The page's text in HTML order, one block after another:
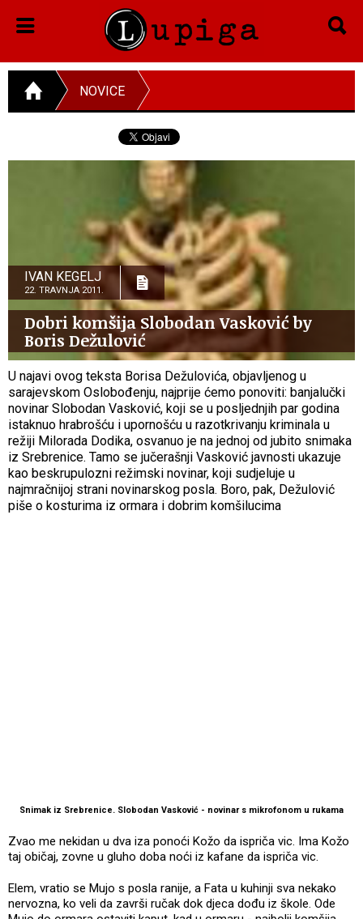
NOVICE
IVAN KEGELJ
22. TRAVNJA 2011.
Dobri komšija Slobodan Vasković by
Boris Dežulović
U najavi ovog teksta Borisa Dežulovića, objavljenog u
sarajevskom Oslobođenju, najprije ćemo ponoviti: banjalučki
novinar Slobodan Vasković, koji se u posljednjih par godina
istaknuo hrabrošću i upornošću u razotkrivanju kriminala u
režiji Milorada Dodika, osvanuo je na jednoj od jubito snimaka
iz Srebrenice. Tamo se jučerašnji Vasković javnosti ukazuje
kao beskrupulozni režimski novinar, koji sudjeluje u
najmračnijoj strani novinarskog posla. Boro, pak, Dežulović
piše o kosturima iz ormara i dobrim komšilucima
Snimak iz Srebrenice. Slobodan Vasković - novinar s mikrofonom u rukama
Zvao me nekidan u dva iza ponoći Kožo da ispriča vic. Ima Kožo
taj običaj, zovne u gluho doba noći iz kafane da ispriča vic.
Elem, vratio se Mujo s posla ranije, a Fata u kuhinji sva nekako
nervozna, ko veli da završi ručak dok djeca dođu iz škole. Ode